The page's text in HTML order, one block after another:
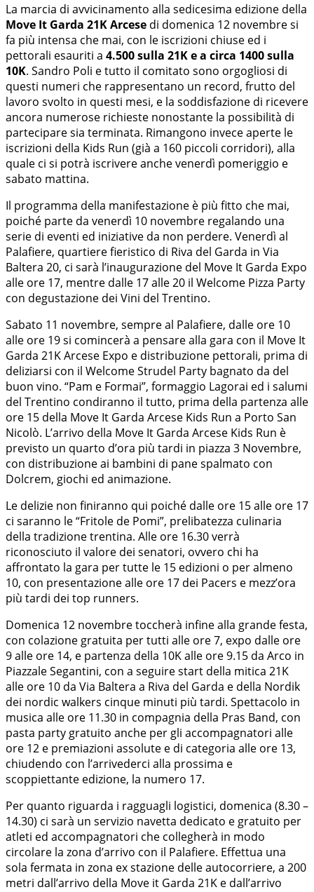
La marcia di avvicinamento alla sedicesima edizione della
Move It Garda 21K Arcese di domenica 12 novembre si
fa più intensa che mai, con le iscrizioni chiuse ed i
pettorali esauriti a 4.500 sulla 21K e a circa 1400 sulla
10K. Sandro Poli e tutto il comitato sono orgogliosi di
questi numeri che rappresentano un record, frutto del
lavoro svolto in questi mesi, e la soddisfazione di ricevere
ancora numerose richieste nonostante la possibilità di
partecipare sia terminata. Rimangono invece aperte le
iscrizioni della Kids Run (già a 160 piccoli corridori), alla
quale ci si potrà iscrivere anche venerdì pomeriggio e
sabato mattina.
Il programma della manifestazione è più fitto che mai,
poiché parte da venerdì 10 novembre regalando una
serie di eventi ed iniziative da non perdere. Venerdì al
Palafiere, quartiere fieristico di Riva del Garda in Via
Baltera 20, ci sarà l’inaugurazione del Move It Garda Expo
alle ore 17, mentre dalle 17 alle 20 il Welcome Pizza Party
con degustazione dei Vini del Trentino.
Sabato 11 novembre, sempre al Palafiere, dalle ore 10
alle ore 19 si comincerà a pensare alla gara con il Move It
Garda 21K Arcese Expo e distribuzione pettorali, prima di
deliziarsi con il Welcome Strudel Party bagnato da del
buon vino. “Pam e Formai”, formaggio Lagorai ed i salumi
del Trentino condiranno il tutto, prima della partenza alle
ore 15 della Move It Garda Arcese Kids Run a Porto San
Nicolò. L’arrivo della Move It Garda Arcese Kids Run è
previsto un quarto d’ora più tardi in piazza 3 Novembre,
con distribuzione ai bambini di pane spalmato con
Dolcrem, giochi ed animazione.
Le delizie non finiranno qui poiché dalle ore 15 alle ore 17
ci saranno le “Fritole de Pomi”, prelibatezza culinaria
della tradizione trentina. Alle ore 16.30 verrà
riconosciuto il valore dei senatori, ovvero chi ha
affrontato la gara per tutte le 15 edizioni o per almeno
10, con presentazione alle ore 17 dei Pacers e mezz’ora
più tardi dei top runners.
Domenica 12 novembre toccherà infine alla grande festa,
con colazione gratuita per tutti alle ore 7, expo dalle ore
9 alle ore 14, e partenza della 10K alle ore 9.15 da Arco in
Piazzale Segantini, con a seguire start della mitica 21K
alle ore 10 da Via Baltera a Riva del Garda e della Nordik
dei nordic walkers cinque minuti più tardi. Spettacolo in
musica alle ore 11.30 in compagnia della Pras Band, con
pasta party gratuito anche per gli accompagnatori alle
ore 12 e premiazioni assolute e di categoria alle ore 13,
chiudendo con l’arrivederci alla prossima e
scoppiettante edizione, la numero 17.
Per quanto riguarda i ragguagli logistici, domenica (8.30 –
14.30) ci sarà un servizio navetta dedicato e gratuito per
atleti ed accompagnatori che collegherà in modo
circolare la zona d’arrivo con il Palafiere. Effettua una
sola fermata in zona ex stazione delle autocorriere, a 200
metri dall’arrivo della Move it Garda 21K e dall’arrivo